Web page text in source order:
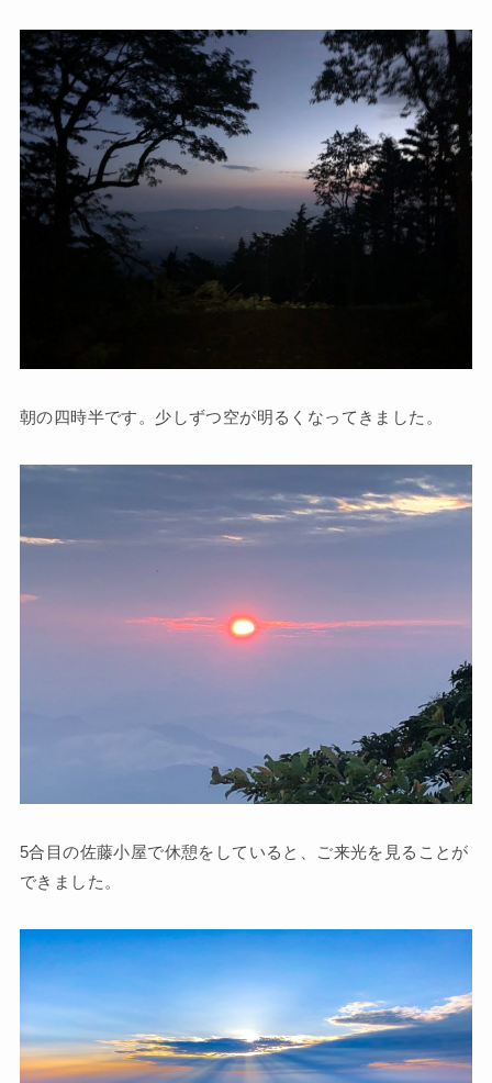
朝の四時半です。少しずつ空が明るくなってきました。
5合目の佐藤小屋で休憩をしていると、ご来光を見ることが
できました。